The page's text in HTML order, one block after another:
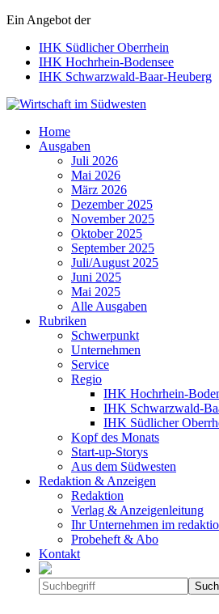
Ein Angebot der
IHK Südlicher Oberrhein
IHK Hochrhein-Bodensee
IHK Schwarzwald-Baar-Heuberg
Wirtschaft im Südwesten
Home
Ausgaben
Juli 2026
Mai 2026
März 2026
Dezember 2025
November 2025
Oktober 2025
September 2025
Juli/August 2025
Juni 2025
Mai 2025
Alle Ausgaben
Rubriken
Schwerpunkt
Unternehmen
Service
Regio
IHK Hochrhein-
IHK Schwarzwald-
IHK Südlicher
Kopf des Monats
Start-up-Storys
Aus dem Südwesten
Redaktion & Anzeigen
Redaktion
Verlag & Anzeigenleitung
Ihr Unternehmen im
Probeheft & Abo
Kontakt